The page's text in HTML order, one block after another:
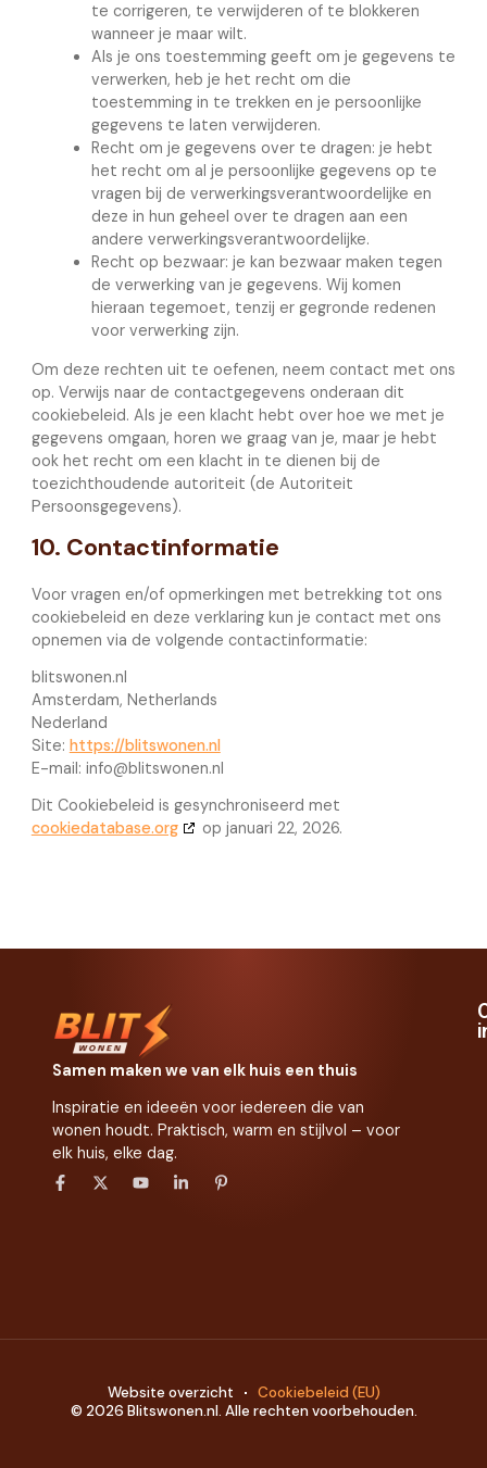
te corrigeren, te verwijderen of te blokkeren
wanneer je maar wilt.
Als je ons toestemming geeft om je gegevens te
verwerken, heb je het recht om die
toestemming in te trekken en je persoonlijke
gegevens te laten verwijderen.
Recht om je gegevens over te dragen: je hebt
het recht om al je persoonlijke gegevens op te
vragen bij de verwerkingsverantwoordelijke en
deze in hun geheel over te dragen aan een
andere verwerkingsverantwoordelijke.
Recht op bezwaar: je kan bezwaar maken tegen
de verwerking van je gegevens. Wij komen
hieraan tegemoet, tenzij er gegronde redenen
voor verwerking zijn.
Om deze rechten uit te oefenen, neem contact met ons
op. Verwijs naar de contactgegevens onderaan dit
cookiebeleid. Als je een klacht hebt over hoe we met je
gegevens omgaan, horen we graag van je, maar je hebt
ook het recht om een klacht in te dienen bij de
toezichthoudende autoriteit (de Autoriteit
Persoonsgegevens).
10. Contactinformatie
Voor vragen en/of opmerkingen met betrekking tot ons
cookiebeleid en deze verklaring kun je contact met ons
opnemen via de volgende contactinformatie:
blitswonen.nl
Amsterdam, Netherlands
Nederland
Site: https://blitswonen.nl
E-mail: info@blitswonen.nl
Dit Cookiebeleid is gesynchroniseerd met
cookiedatabase.org
op januari 22, 2026.
Samen maken we van elk huis een thuis
Inspiratie en ideeën voor iedereen die van
wonen houdt. Praktisch, warm en stijlvol – voor
elk huis, elke dag.
© 2026 Blitswonen.nl. Alle rechten voorbehouden.
Website overzicht Cookiebeleid (EU)